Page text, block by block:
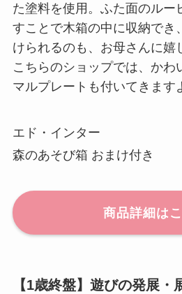
た塗料を使用。ふた面のルー
すことで木箱の中に収納でき
けられるのも、お母さんに嬉
こちらのショップでは、かわ
マルプレートも付いてきます
エド・インター
森のあそび箱 おまけ付き
商品詳細は
【1歳終盤】遊びの発展・